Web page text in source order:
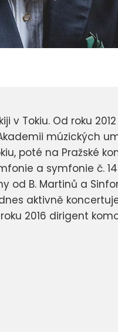
v Tokiu. Od roku
múzických
poté na Pražské
a symfonie č.
B. Martinů a
aktivně
2016 dirigent